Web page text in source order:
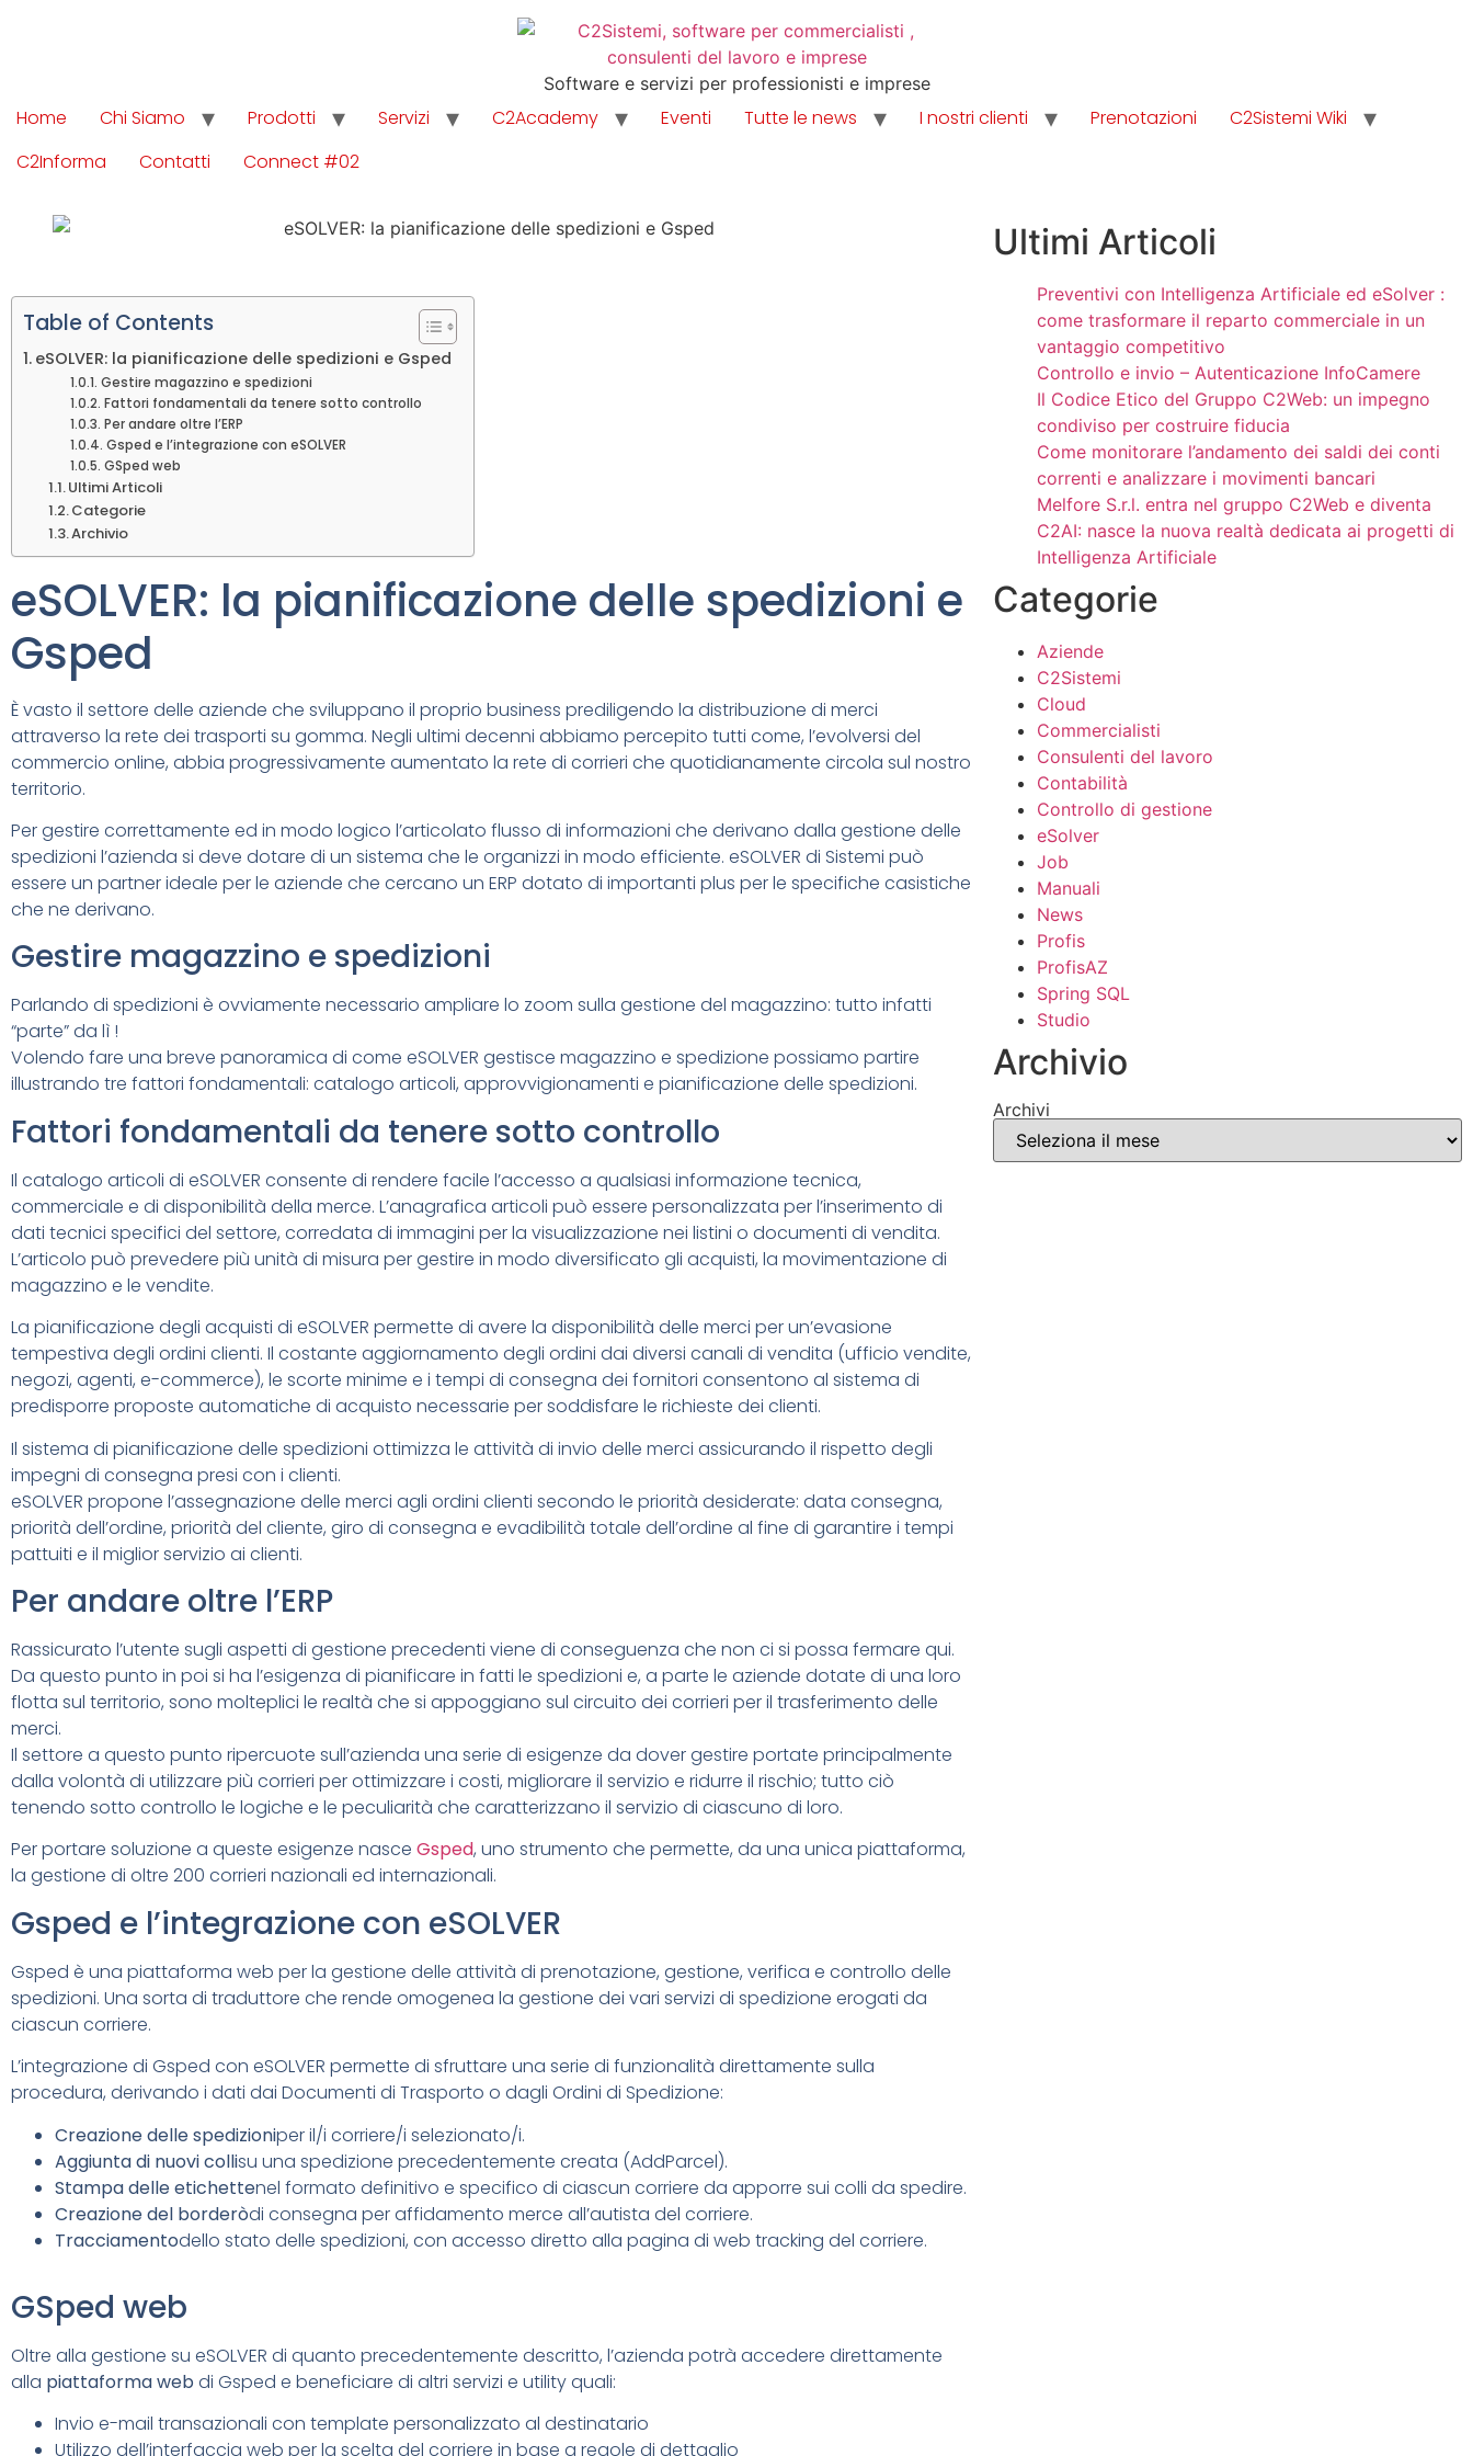
Software e servizi per professionisti e imprese
Home Chi Siamo Prodotti Servizi C2Academy Eventi Tutte le news I nostri clienti Prenotazioni
C2Sistemi Wiki
C2Informa
Contatti Connect #02
Table of Contents
eSOLVER: la pianificazione delle spedizioni e Gsped
Gestire magazzino e spedizioni
Fattori fondamentali da tenere sotto controllo
Per andare oltre l’ERP
Gsped e l’integrazione con eSOLVER
GSped web
Ultimi Articoli
Categorie
Archivio
eSOLVER: la pianificazione delle spedizioni e
Gsped
È vasto il settore delle aziende che sviluppano il proprio business prediligendo la distribuzione di merci
attraverso la rete dei trasporti su gomma. Negli ultimi decenni abbiamo percepito tutti come, l’evolversi del
commercio online, abbia progressivamente aumentato la rete di corrieri che quotidianamente circola sul nostro
territorio.
Per gestire correttamente ed in modo logico l’articolato flusso di informazioni che derivano dalla gestione delle
spedizioni l’azienda si deve dotare di un sistema che le organizzi in modo efficiente. eSOLVER di Sistemi può
essere un partner ideale per le aziende che cercano un ERP dotato di importanti plus per le specifiche casistiche
che ne derivano.
Gestire magazzino e spedizioni
Parlando di spedizioni è ovviamente necessario ampliare lo zoom sulla gestione del magazzino: tutto infatti
“parte” da lì !
Volendo fare una breve panoramica di come eSOLVER gestisce magazzino e spedizione possiamo partire
illustrando tre fattori fondamentali: catalogo articoli, approvvigionamenti e pianificazione delle spedizioni.
Fattori fondamentali da tenere sotto controllo
Il catalogo articoli di eSOLVER consente di rendere facile l’accesso a qualsiasi informazione tecnica,
commerciale e di disponibilità della merce. L’anagrafica articoli può essere personalizzata per l’inserimento di
dati tecnici specifici del settore, corredata di immagini per la visualizzazione nei listini o documenti di vendita.
L’articolo può prevedere più unità di misura per gestire in modo diversificato gli acquisti, la movimentazione di
magazzino e le vendite.
La pianificazione degli acquisti di eSOLVER permette di avere la disponibilità delle merci per un’evasione
tempestiva degli ordini clienti. Il costante aggiornamento degli ordini dai diversi canali di vendita (ufficio vendite,
negozi, agenti, e-commerce), le scorte minime e i tempi di consegna dei fornitori consentono al sistema di
predisporre proposte automatiche di acquisto necessarie per soddisfare le richieste dei clienti.
Il sistema di pianificazione delle spedizioni ottimizza le attività di invio delle merci assicurando il rispetto degli
impegni di consegna presi con i clienti.
eSOLVER propone l’assegnazione delle merci agli ordini clienti secondo le priorità desiderate: data consegna,
priorità dell’ordine, priorità del cliente, giro di consegna e evadibilità totale dell’ordine al fine di garantire i tempi
pattuiti e il miglior servizio ai clienti.
Per andare oltre l’ERP
Rassicurato l’utente sugli aspetti di gestione precedenti viene di conseguenza che non ci si possa fermare qui.
Da questo punto in poi si ha l’esigenza di pianificare in fatti le spedizioni e, a parte le aziende dotate di una loro
flotta sul territorio, sono molteplici le realtà che si appoggiano sul circuito dei corrieri per il trasferimento delle
merci.
Il settore a questo punto ripercuote sull’azienda una serie di esigenze da dover gestire portate principalmente
dalla volontà di utilizzare più corrieri per ottimizzare i costi, migliorare il servizio e ridurre il rischio; tutto ciò
tenendo sotto controllo le logiche e le peculiarità che caratterizzano il servizio di ciascuno di loro.
Per portare soluzione a queste esigenze nasce Gsped, uno strumento che permette, da una unica piattaforma,
la gestione di oltre 200 corrieri nazionali ed internazionali.
Gsped e l’integrazione con eSOLVER
Gsped è una piattaforma web per la gestione delle attività di prenotazione, gestione, verifica e controllo delle
spedizioni. Una sorta di traduttore che rende omogenea la gestione dei vari servizi di spedizione erogati da
ciascun corriere.
L’integrazione di Gsped con eSOLVER permette di sfruttare una serie di funzionalità direttamente sulla
procedura, derivando i dati dai Documenti di Trasporto o dagli Ordini di Spedizione:
Creazione delle spedizioniper il/i corriere/i selezionato/i.
Aggiunta di nuovi collisu una spedizione precedentemente creata (AddParcel).
Stampa delle etichettenel formato definitivo e specifico di ciascun corriere da apporre sui colli da spedire.
Creazione del borderòdi consegna per affidamento merce all’autista del corriere.
Tracciamentodello stato delle spedizioni, con accesso diretto alla pagina di web tracking del corriere.
GSped web
Oltre alla gestione su eSOLVER di quanto precedentemente descritto, l’azienda potrà accedere direttamente
alla piattaforma web di Gsped e beneficiare di altri servizi e utility quali:
Invio e-mail transazionali con template personalizzato al destinatario
Utilizzo dell’interfaccia web per la scelta del corriere in base a regole di dettaglio
Ultimi Articoli
Preventivi con Intelligenza Artificiale ed eSolver :
come trasformare il reparto commerciale in un
vantaggio competitivo
Controllo e invio – Autenticazione InfoCamere
Il Codice Etico del Gruppo C2Web: un impegno
condiviso per costruire fiducia
Come monitorare l’andamento dei saldi dei conti
correnti e analizzare i movimenti bancari
Melfore S.r.l. entra nel gruppo C2Web e diventa
C2AI: nasce la nuova realtà dedicata ai progetti di
Intelligenza Artificiale
Categorie
Aziende
C2Sistemi
Cloud
Commercialisti
Consulenti del lavoro
Contabilità
Controllo di gestione
eSolver
Job
Manuali
News
Profis
ProfisAZ
Spring SQL
Studio
Archivio
Archivi